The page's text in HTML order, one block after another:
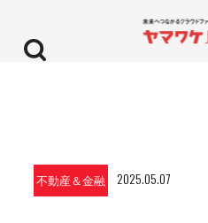
不動産＆金融 2025.05.07